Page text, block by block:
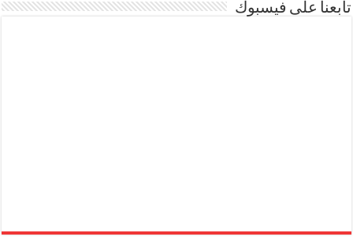
تابعنا على فيسبوك